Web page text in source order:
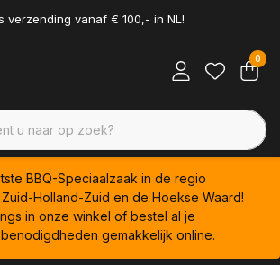
verzending vanaf € 100,- in NL!
0
BBQ-Speciaalzaak in de regio
Holland-Zuid en de Hoekse Waard!
in onze winkel of bestel al je
gemakkelijk online.